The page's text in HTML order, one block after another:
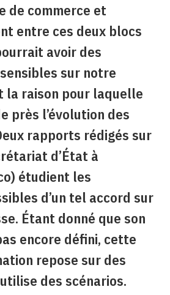
de commerce et
entre ces deux blocs
avoir des
sur notre
la raison pour laquelle
près l’évolution des
rapports rédigés sur
d’État à
étudient les
d’un tel accord sur
Étant donné que son
encore défini, cette
repose sur des
des scénarios.